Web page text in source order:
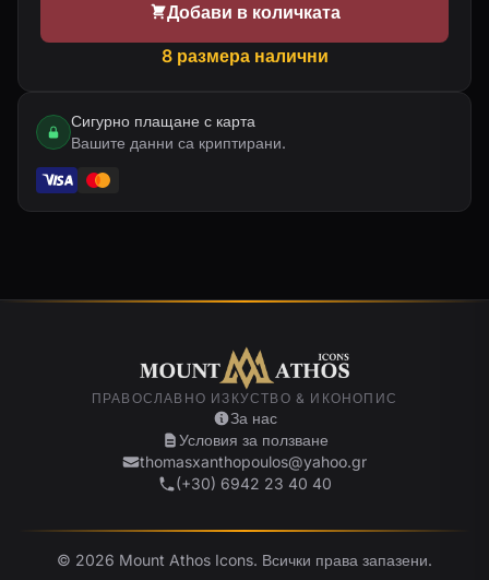
Добави в количката
8 размера налични
Сигурно плащане с карта
Вашите данни са криптирани.
ПРАВОСЛАВНО ИЗКУСТВО & ИКОНОПИС
За нас
Условия за ползване
thomasxanthopoulos@yahoo.gr
(+30) 6942 23 40 40
© 2026 Mount Athos Icons. Всички права запазени.